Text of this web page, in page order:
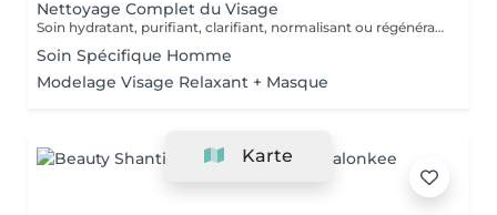
Nettoyage Complet du Visage
Soin hydratant, purifiant, clarifiant, normalisant ou régénérant
Soin Spécifique Homme
Modelage Visage Relaxant + Masque
Karte